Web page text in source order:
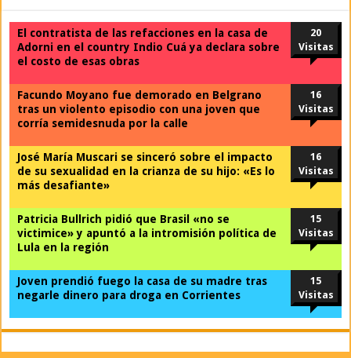
El contratista de las refacciones en la casa de
Adorni en el country Indio Cuá ya declara sobre
el costo de esas obras
20
Visitas
Facundo Moyano fue demorado en Belgrano
tras un violento episodio con una joven que
corría semidesnuda por la calle
16
Visitas
José María Muscari se sinceró sobre el impacto
de su sexualidad en la crianza de su hijo: «Es lo
más desafiante»
16
Visitas
Patricia Bullrich pidió que Brasil «no se
victimice» y apuntó a la intromisión política de
Lula en la región
15
Visitas
Joven prendió fuego la casa de su madre tras
negarle dinero para droga en Corrientes
15
Visitas